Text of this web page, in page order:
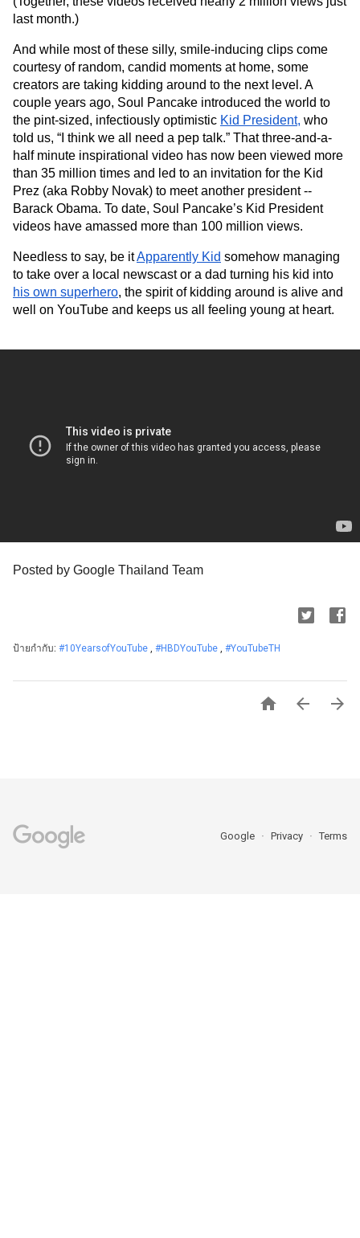
last month.)
And while most of these silly, smile-inducing clips come
courtesy of random, candid moments at home, some
creators are taking kidding around to the next level. A
couple years ago, Soul Pancake introduced the world to
the pint-sized, infectiously optimistic Kid President, who
told us, “I think we all need a pep talk.” That three-and-a-
half minute inspirational video has now been viewed more
than 35 million times and led to an invitation for the Kid
Prez (aka Robby Novak) to meet another president --
Barack Obama. To date, Soul Pancake’s Kid President
videos have amassed more than 100 million views.
Needless to say, be it Apparently Kid somehow managing
his own superhero, the spirit of kidding around is alive and
well on YouTube and keeps us all feeling young at heart.
Posted by Google Thailand Team
ป้ายกำกับ: #10YearsofYouTube , #HBDYouTube , #YouTubeTH
  
Google Privacy Terms